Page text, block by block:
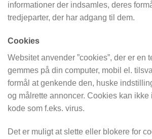
informationer der indsamles, deres
tredjeparter, der har adgang til dem.
Cookies
Websitet anvender ”cookies”, der er en
gemmes på din computer, mobil el.
formål at genkende den, huske
og målrette annoncer. Cookies kan
kode som f.eks. virus.
Det er muligt at slette eller blokere for